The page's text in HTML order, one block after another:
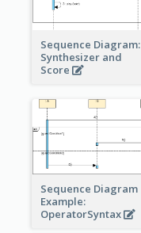
Sequence Diagram:
Synthesizer and
Score
Sequence Diagram
Example:
OperatorSyntax